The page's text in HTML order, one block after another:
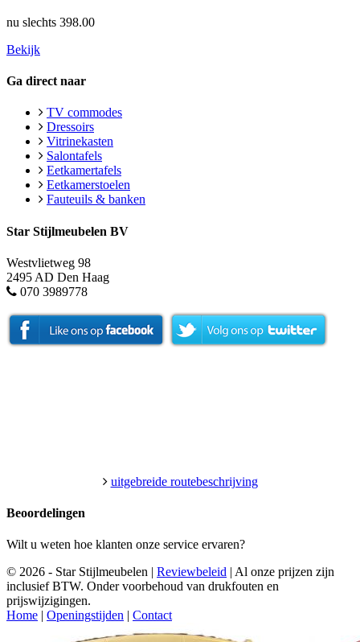
nu slechts 398.00
Bekijk
Ga direct naar
TV commodes
Dressoirs
Vitrinekasten
Salontafels
Eetkamertafels
Eetkamerstoelen
Fauteuils & banken
Star Stijlmeubelen BV
Westvlietweg 98
2495 AD Den Haag
070 3989778
uitgebreide routebeschrijving
Beoordelingen
Wilt u weten hoe klanten onze service ervaren?
© 2026 - Star Stijlmeubelen | Reviewbeleid | Al onze prijzen zijn
inclusief BTW. Onder voorbehoud van drukfouten en
prijswijzigingen.
Home | Openingstijden | Contact